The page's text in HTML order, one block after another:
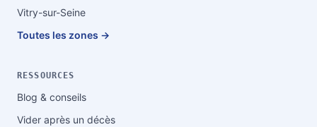
Vitry-sur-Seine
Toutes les zones →
RESSOURCES
Blog & conseils
Vider après un décès